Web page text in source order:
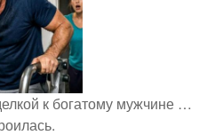
к богатому мужчине …